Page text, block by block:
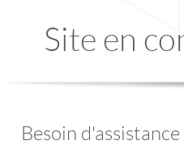
Site en
Besoin